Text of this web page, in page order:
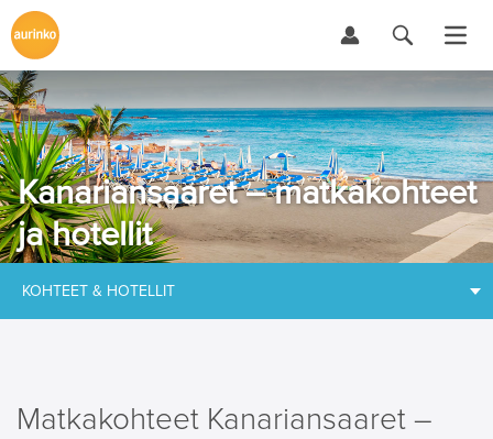
Kanariansaaret – matkakohteet
ja hotellit
KOHTEET & HOTELLIT
Matkakohteet Kanariansaaret –